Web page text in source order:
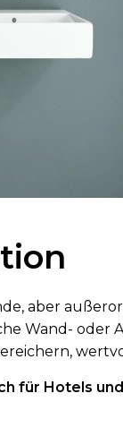
aber
Wand- oder
für Hotels und